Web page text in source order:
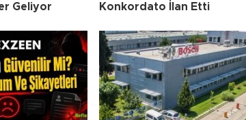
Geliyor
Konkordato İlan Etti